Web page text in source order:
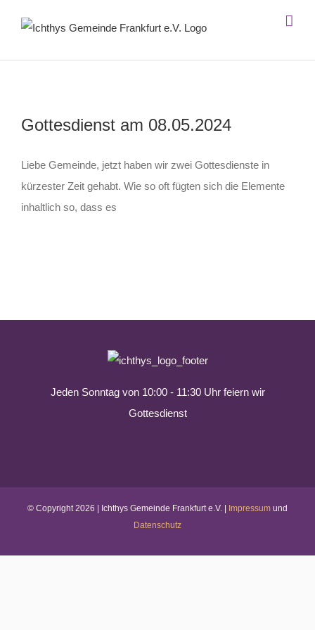
Inhalt
Gottesdienst am 08.05.2024
Liebe Gemeinde, jetzt haben wir zwei Gottesdienste in
kürzester Zeit gehabt. Wie so oft fügten sich die Elemente
inhaltlich so, dass es
Jeden Sonntag von 10:00 - 11:30 Uhr feiern wir
Gottesdienst
© Copyright2026 | Ichthys Gemeinde Frankfurt e.V. | Impressum und
Datenschutz